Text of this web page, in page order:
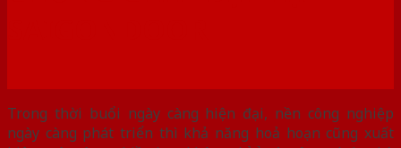
Trong thời buổi ngày càng hiện đại, nền công nghiệp
ngày càng phát triển thì khả năng hoả hoạn cũng xuất